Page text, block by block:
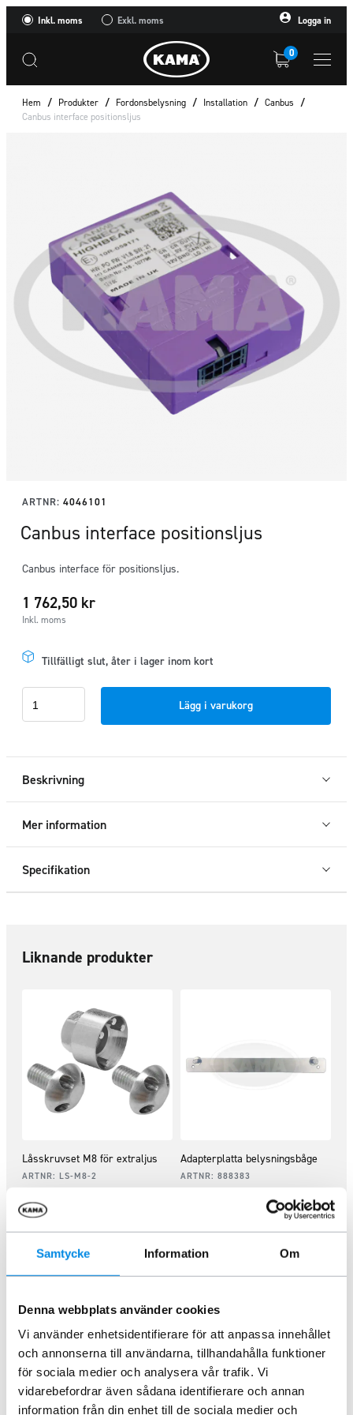
Samtycke Information Om
Denna webbplats använder cookies
Vi använder enhetsidentifierare för att anpassa innehållet
och annonserna till användarna, tillhandahålla funktioner
för sociala medier och analysera vår trafik. Vi
vidarebefordrar även sådana identifierare och annan
information från din enhet till de sociala medier och
Inkl. moms Exkl. moms Logga in
0
Hem / Produkter / Fordonsbelysning / Installation / Canbus
/
Canbus interface positionsljus
ARTNR: 4046101
Canbus interface positionsljus
Canbus interface för positionsljus.
1 762,50 kr
Inkl. moms
Tillfälligt slut, åter i lager inom kort
mängd
Lägg i varukorg
Beskrivning
Mer information
Specifikation
Liknande produkter
Låsskruvset M8 för extraljus
ARTNR: LS-M8-2
252,50
Inkl. moms
Lägg i varukorg
Adapterplatta belysningsbåge
ARTNR: 888383